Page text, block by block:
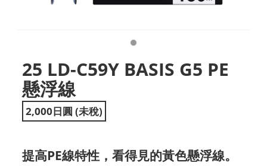
25 LD-C59Y BASIS G5 PE
懸浮線
2,000日圓 (未稅)
提高PE線特性，看得見的黃色懸浮線。